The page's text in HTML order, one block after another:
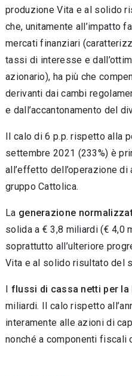
produzione Vita e al solido
che, unitamente all’impatto
mercati finanziari
tassi di interesse e
azionario), ha più che
derivanti dai cambi
e dall’accantonamento del
Il calo di 6 p.p. rispetto alla
settembre 2021 (233%) è
all’effetto dell’operazione
gruppo Cattolica.
La generazione
solida a € 3,8 miliardi (€ 4,0
soprattutto all’ulteriore
Vita e al solido risultato del
I flussi di cassa netti per la
miliardi. Il calo rispetto
interamente alle azioni di
nonché a componenti fiscali